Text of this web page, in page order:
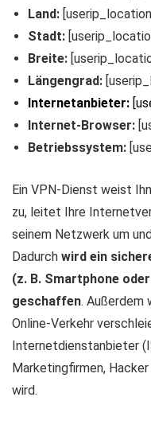
Land:
Stadt:
Breite:
Längengrad:
Internetanbieter:
Internet-Browser:
Betriebssystem:
Ein VPN-Dienst weist
zu, leitet Ihre
seinem Netzwerk um
Dadurch wird ein
(z. B. Smartphone
geschaffen. Außerdem
Online-Verkehr
Internetdienstanbieter
Marketingfirmen,
wird.